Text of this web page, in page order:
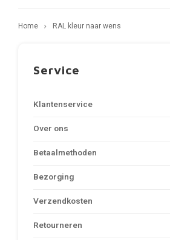
Home RAL kleur naar wens
Service
Klantenservice
Over ons
Betaalmethoden
Bezorging
Verzendkosten
Retourneren